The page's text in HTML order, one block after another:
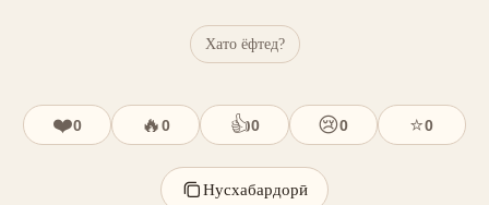
Хато ёфтед?
❤️0 🔥0 👍0 😢0 ⭐0
Нусхабардорӣ